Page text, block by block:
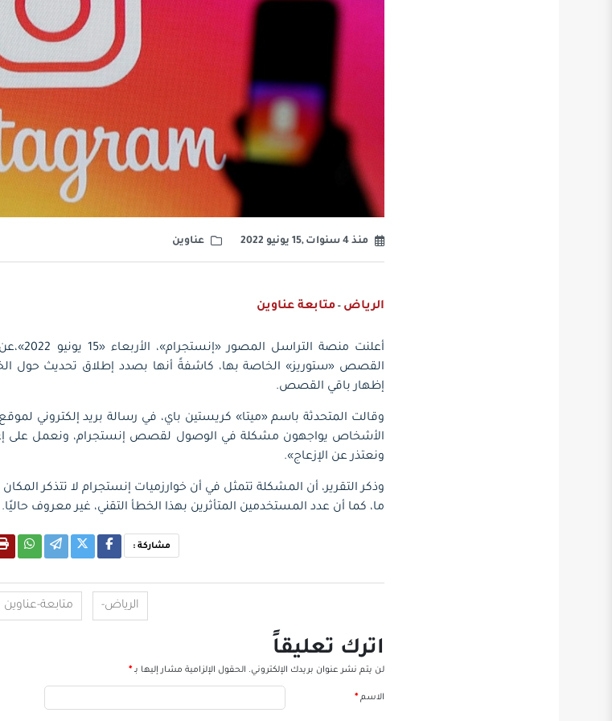
منذ 4 سنوات ,15 يونيو 2022 عناوين
الرياض - متابعة عناوين
أعلنت
القصص «ستوريز» الخاصة بها، كاشفةً أنها بصدد إطلاق تحديث حول
إظهار باقي القصص.
وقالت المتحدثة باسم «ميتا» كريستين باي، في رسالة بريد إلكتروني
الأشخاص يواجهون مشكلة في الوصول لقصص إنستجرام، ونعمل على
ونعتذر عن الإزعاج».
وذكر التقرير، أن المشكلة تتمثل في أن خوارزميات إنستجرام لا
ما، كما أن عدد المستخدمين المتأثرين بهذا الخطأ التقني، غير معروف حاليًا.
مشاركة :
الرياض- متابعة-عناوين
اترك تعليقاً
لن يتم نشر عنوان بريدك الإلكتروني. الحقول الإلزامية مشار إليها بـ *
الاسم *